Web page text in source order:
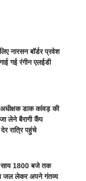
नारसन बॉर्डर प्रवेश
गई रंगीन एलईडी
अधीक्षक डाक कांवड़ की
लेने बैरागी कैंप
रात्रि पहुंचे
साय 1800 बजे तक
जल लेकर अपने गंतव्य